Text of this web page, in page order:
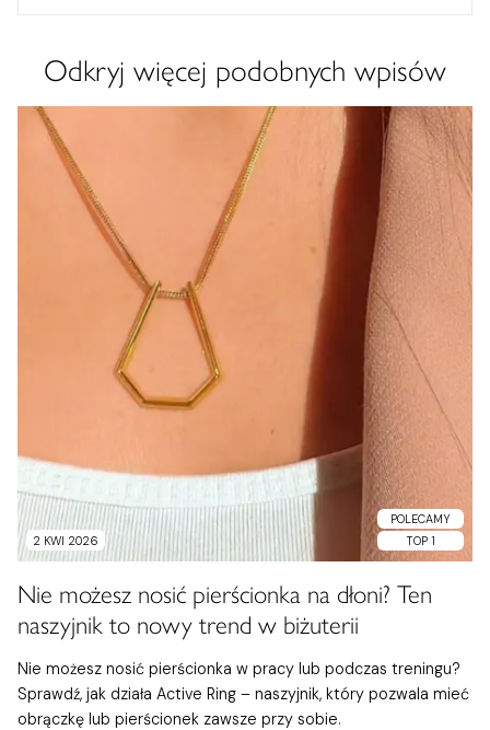
Odkryj więcej podobnych wpisów
2 KWI 2026
POLECAMY
TOP 1
Nie możesz nosić pierścionka na dłoni? Ten
naszyjnik to nowy trend w biżuterii
Nie możesz nosić pierścionka w pracy lub podczas treningu?
Sprawdź, jak działa Active Ring – naszyjnik, który pozwala mieć
obrączkę lub pierścionek zawsze przy sobie.